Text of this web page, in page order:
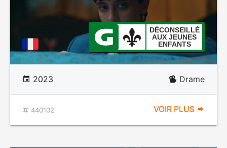
DÉCONSEILLÉ
AUX JEUNES
ENFANTS
2023 Drame
440102 VOIR PLUS